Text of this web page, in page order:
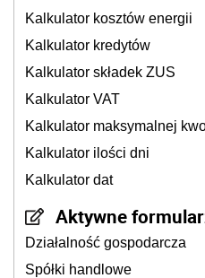
Kalkulator kosztów energii
Kalkulator kredytów
Kalkulator składek ZUS
Kalkulator VAT
Kalkulator maksymalnej
Kalkulator ilości dni
Kalkulator dat
Aktywne
Działalność gospodarcza
Spółki handlowe